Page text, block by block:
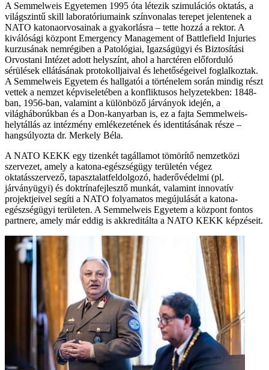
A Semmelweis Egyetemen 1995 óta létezik szimulációs oktatás, a
világszintű skill laboratóriumaink színvonalas terepet jelentenek a
NATO katonaorvosainak a gyakorlásra – tette hozzá a rektor. A
kiválósági központ Emergency Management of Battlefield Injuries
kurzusának nemrégiben a Patológiai, Igazságügyi és Biztosítási
Orvostani Intézet adott helyszínt, ahol a harctéren előforduló
sérülések ellátásának protokolljaival és lehetőségeivel foglalkoztak.
A Semmelweis Egyetem és hallgatói a történelem során mindig részt
vettek a nemzet képviseletében a konfliktusos helyzetekben: 1848-
ban, 1956-ban, valamint a különböző járványok idején, a
világháborúkban és a Don-kanyarban is, ez a fajta Semmelweis-
helytállás az intézmény emlékezetének és identitásának része –
hangsúlyozta dr. Merkely Béla.
A NATO KEKK egy tizenkét tagállamot tömörítő nemzetközi
szervezet, amely a katona-egészségügy területén végez
oktatásszervező, tapasztalatfeldolgozó, haderővédelmi (pl.
járványügyi) és doktrínafejlesztő munkát, valamint innovatív
projektjeivel segíti a NATO folyamatos megújulását a katona-
egészségügyi területen. A Semmelweis Egyetem a központ fontos
partnere, amely már eddig is akkreditálta a NATO KEKK képzéseit.